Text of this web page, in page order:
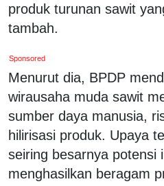
produk turunan sawit
tambah.
Sponsored
Menurut dia, BPDP
wirausaha muda sawit
sumber daya manusia,
hilirisasi produk. Upaya
seiring besarnya potensi
menghasilkan beragam